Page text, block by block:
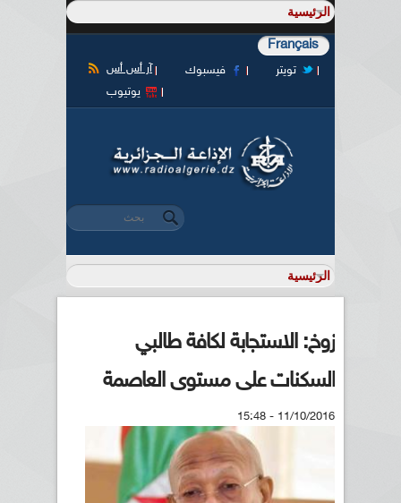
Français
آر أس أس فيسبوك
تويتر
يوتيوب
استمارة البحث
‏بحث ‏
زوخ: الاستجابة لكافة طالبي
السكنات على مستوى العاصمة
11/10/2016 - 15:48